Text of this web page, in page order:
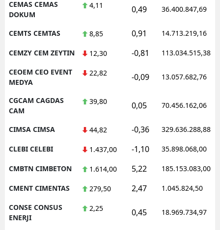
CEMAS CEMAS
DOKUM
4,11 0,49 36.400.847,69
CEMTS CEMTAS 8,85 0,91 14.713.219,16
CEMZY CEM ZEYTIN 12,30 -0,81 113.034.515,38
CEOEM CEO EVENT
MEDYA
22,82 -0,09 13.057.682,76
CGCAM CAGDAS
CAM
39,80 0,05 70.456.162,06
CIMSA CIMSA 44,82 -0,36 329.636.288,88
CLEBI CELEBI 1.437,00 -1,10 35.898.068,00
CMBTN CIMBETON 1.614,00 5,22 185.153.083,00
CMENT CIMENTAS 279,50 2,47 1.045.824,50
CONSE CONSUS
ENERJI
2,25 0,45 18.969.734,97